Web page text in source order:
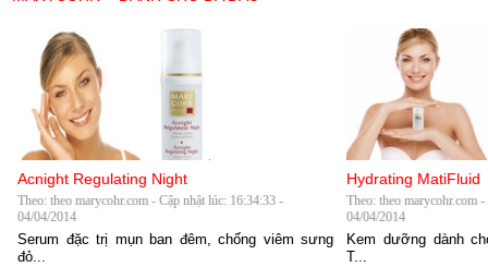
Acnight Regulating Night
Theo: theo marycohr.com - Cập nhật lúc: 16:34:33 -
04/04/2014
Serum đặc trị mụn ban đêm, chống viêm sưng
đỏ...
Hydrating MatiFluid
Theo: theo marycohr.com
04/04/2014
Kem dưỡng dành
T...